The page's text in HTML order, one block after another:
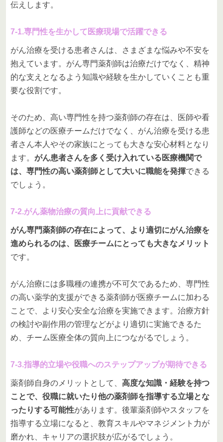
伝えします。
7-1.専門性を生かして医療現場で活躍できる
がん治療を受ける患者さんは、さまざまな悩みや不安を
抱えています。がん専門薬剤師は治療だけでなく、精神
的な支えとなるよう知識や経験を生かしていくことも重
要な役割です。
そのため、高い専門性を持つ薬剤師の存在は、医師や看
護師などの医療チームだけでなく、がん治療を受ける患
者さん本人やその家族にとっても大きな安心材料となり
ます。 がん患者さんを多く受け入れている医療機関で
は、専門性の高い薬剤師として大いに職能を発揮できる
でしょう。
7-2.がん薬物治療の質向上に貢献できる
がん専門薬剤師の存在によって、より適切にがん治療を
進められるのは、医療チームにとっても大きなメリット
です。
がん治療には多職種の連携が不可欠であるため、専門性
の高い薬学的支援ができる薬剤師が医療チームに加わる
ことで、より安心安全な治療を実施できます。治療方針
の検討や副作用の管理などがより適切に実施できるた
め、チーム医療全体の質向上につながるでしょう。
7-3.指導的立場や役職へのステップアップが期待できる
薬剤師自身のメリットとして、 高度な知識・経験を持つ
ことで、役職に就いたり他の薬剤師を指導する立場とな
ったりする可能性があります。後輩薬剤師やスタッフを
指導する立場になると、教育スキルやマネジメント力が
磨かれ、キャリアの選択肢が広がるでしょう。